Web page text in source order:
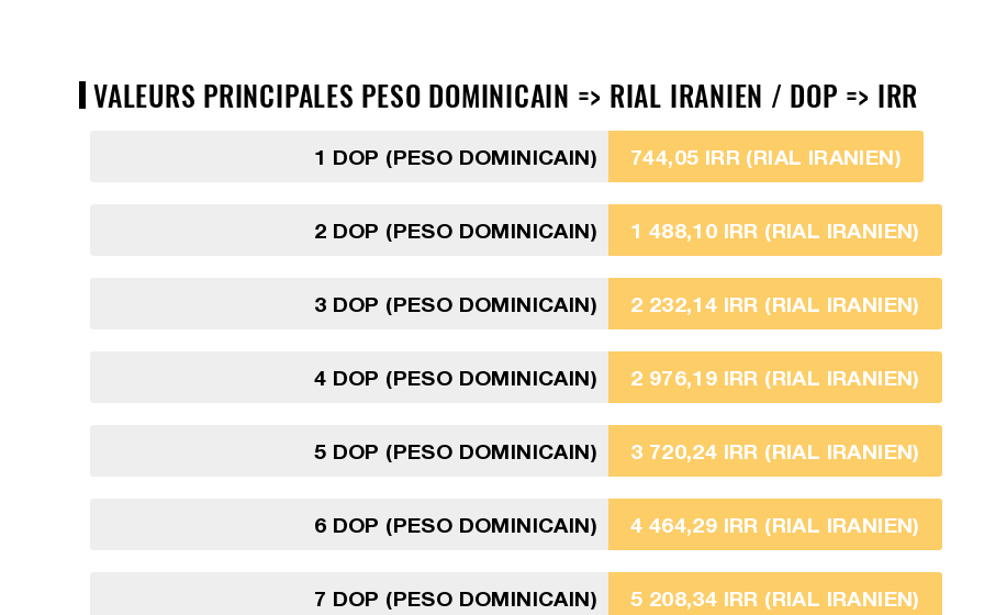
VALEURS PRINCIPALES PESO DOMINICAIN => RIAL IRANIEN / DOP => IRR
1 DOP (PESO DOMINICAIN) 744,05 IRR (RIAL IRANIEN)
2 DOP (PESO DOMINICAIN) 1 488,10 IRR (RIAL IRANIEN)
3 DOP (PESO DOMINICAIN) 2 232,14 IRR (RIAL IRANIEN)
4 DOP (PESO DOMINICAIN) 2 976,19 IRR (RIAL IRANIEN)
5 DOP (PESO DOMINICAIN) 3 720,24 IRR (RIAL IRANIEN)
6 DOP (PESO DOMINICAIN) 4 464,29 IRR (RIAL IRANIEN)
7 DOP (PESO DOMINICAIN) 5 208,34 IRR (RIAL IRANIEN)